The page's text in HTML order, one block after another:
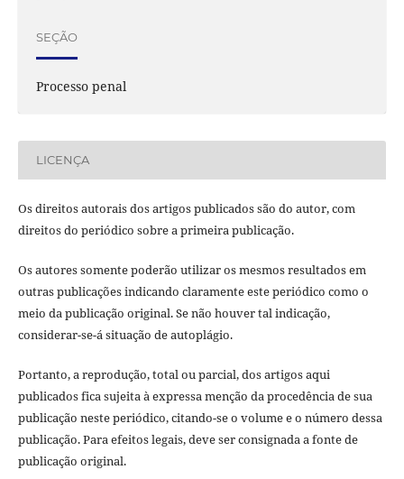
SEÇÃO
Processo penal
LICENÇA
Os direitos autorais dos artigos publicados são do autor, com
direitos do periódico sobre a primeira publicação.
Os autores somente poderão utilizar os mesmos resultados em
outras publicações indicando claramente este periódico como o
meio da publicação original. Se não houver tal indicação,
considerar-se-á situação de autoplágio.
Portanto, a reprodução, total ou parcial, dos artigos aqui
publicados fica sujeita à expressa menção da procedência de sua
publicação neste periódico, citando-se o volume e o número dessa
publicação. Para efeitos legais, deve ser consignada a fonte de
publicação original.